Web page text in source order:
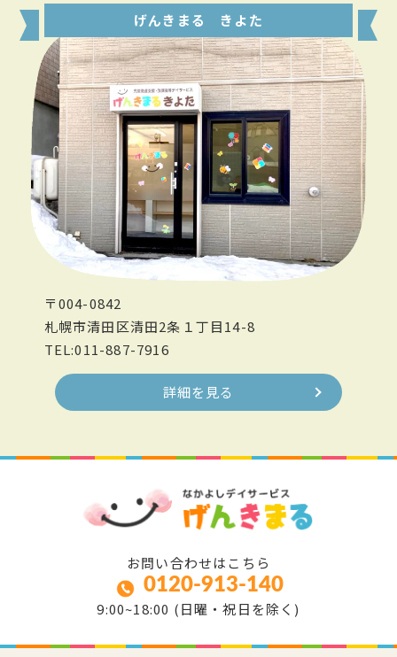
げんきまる きよた
〒004-0842
札幌市清田区清田2条１丁目14-8
TEL:011-887-7916
詳細を見る
お問い合わせはこちら
0120-913-140
9:00~18:00 (日曜・祝日を除く)